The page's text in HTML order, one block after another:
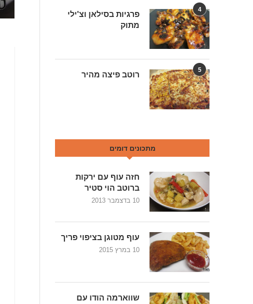
4
פרגיות בסילאן וצ'ילי
מתוק
5
רוטב פיצה מהיר
מתכונים דומים
חזה עוף עם ירקות
ברוטב הוי סטיר
10 בדצמבר 2013
עוף מטוגן בציפוי פריך
10 במרץ 2015
שווארמה הודו עם